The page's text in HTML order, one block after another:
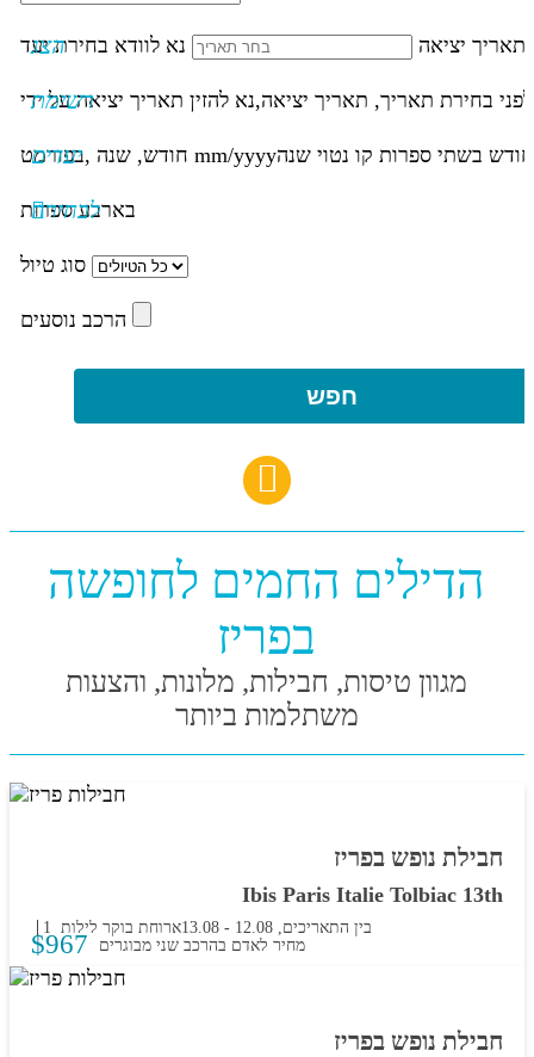
הצג
רשימת
יעדים
לבחירה
תאריך יציאה נא לוודא בחירת יעד
לפני בחירת תאריך, תאריך יציאה,נא להזין תאריך יציאה על ידי
mm/yyyyחודש בשתי ספרות קו נטוי שנה
בארבע ספרות
סוג טיול
הרכב נוסעים
חפש
הדילים החמים לחופשה
בפריז
מגוון טיסות, חבילות, מלונות, והצעות
משתלמות ביותר
חבילת נופש בפריז
בין התאריכים, -
13.08
Ibis Paris Italie Tolbiac 13th
1 לילות ארוחת בוקר
$967 מחיר לאדם בהרכב שני מבוגרים
חבילת נופש בפריז